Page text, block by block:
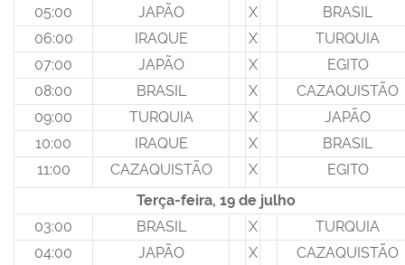
05:00
JAPÃO X
BRASIL
06:00
IRAQUE X
TURQUIA
07:00
JAPÃO X
EGITO
08:00
BRASIL X
CAZAQUISTÃO
09:00
TURQUIA X
JAPÃO
10:00
IRAQUE X
BRASIL
11:00
CAZAQUISTÃO X
EGITO
Terça-feira, 19 de julho
03:00
BRASIL X
TURQUIA
04:00
JAPÃO X
CAZAQUISTÃO